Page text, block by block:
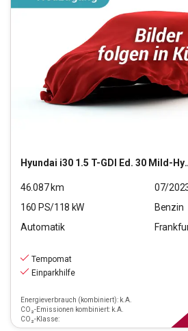
Hyundai i30 1.5 T-GDI Ed. 30 Mild-Hybrid (EURO 6d)(OPF)
46.087km
07/
160 PS/118 kW
Benzin
Automatik
Tempomat
Einparkhilfe
Energieverbrauch (kombiniert): k.A.
CO₂-Emissionen kombiniert: k.A.
CO₂-Klasse: